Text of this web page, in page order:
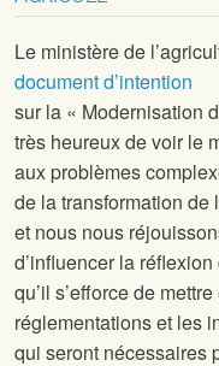
Le ministère de
document d’intention
sur la « Modernisation
très heureux de voir le
aux problèmes
de la transformation
et nous nous
d’influencer la
qu’il s’efforce de
réglementations et les
qui seront nécessaires